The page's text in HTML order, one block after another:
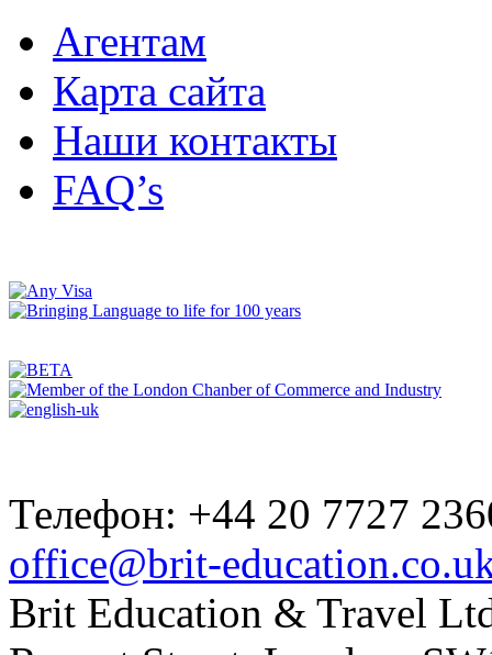
Агентам
Карта сайта
Наши контакты
FAQ’s
Телефон: +44 20 7727
office@brit-
Brit Education & Travel